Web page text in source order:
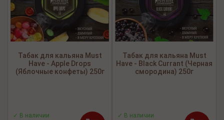
Табак для кальяна Must
Have - Apple Drops
(Яблочные конфеты) 250г
✓ В наличии
Табак для кальяна Must
Have - Black Currant (Черная
смородина) 250г
✓ В наличии